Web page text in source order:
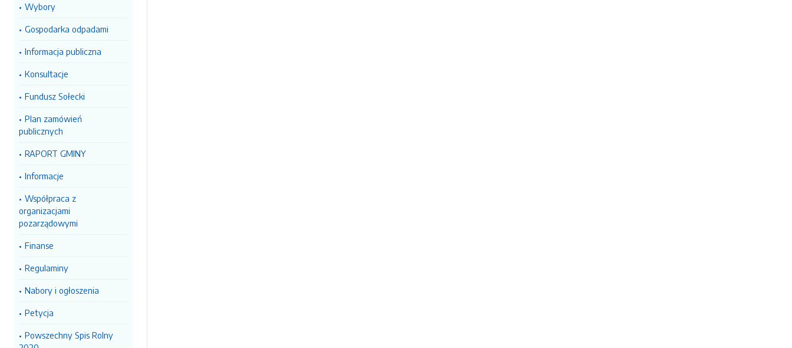
Wybory
Gospodarka odpadami
Informacja publiczna
Konsultacje
Fundusz Sołecki
Plan zamówień
publicznych
RAPORT GMINY
Informacje
Współpraca z
organizacjami
pozarządowymi
Finanse
Regulaminy
Nabory i ogłoszenia
Petycja
Powszechny Spis Rolny